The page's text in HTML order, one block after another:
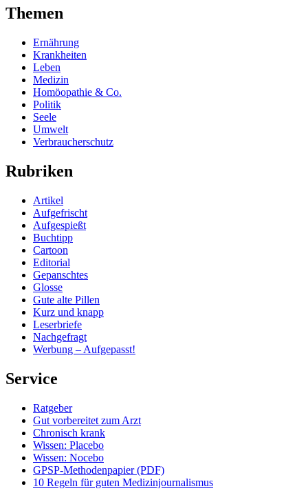
Themen
Ernährung
Krankheiten
Leben
Medizin
Homöopathie & Co.
Politik
Seele
Umwelt
Verbraucherschutz
Rubriken
Artikel
Aufgefrischt
Aufgespießt
Buchtipp
Cartoon
Editorial
Gepanschtes
Glosse
Gute alte Pillen
Kurz und knapp
Leserbriefe
Nachgefragt
Werbung – Aufgepasst!
Service
Ratgeber
Gut vorbereitet zum Arzt
Chronisch krank
Wissen: Placebo
Wissen: Nocebo
GPSP-Methodenpapier (PDF)
10 Regeln für guten Medizinjournalismus